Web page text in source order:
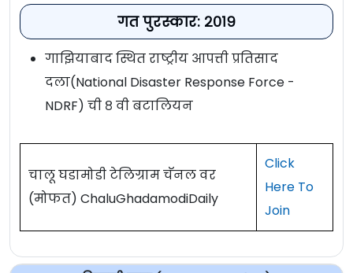
गत पुरस्कार: २०१९
गाझियाबाद स्थित राष्ट्रीय आपत्ती प्रतिसाद
दला(National Disaster Response Force -
NDRF) ची ८ वी बटालियन
चालू घडामोडी टेलिग्राम चॅनल वर
(मोफत) ChaluGhadamodiDaily
Click
Here To
Join